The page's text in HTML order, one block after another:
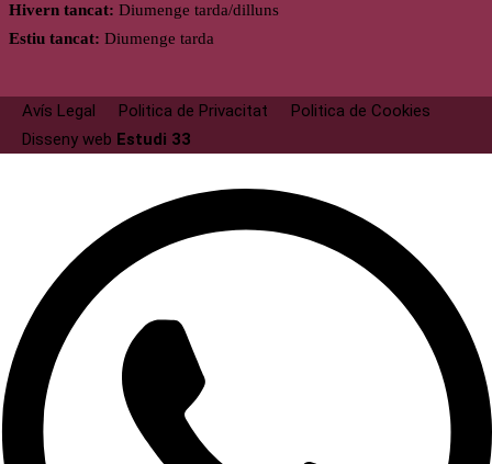
Hivern tancat: Diumenge tarda/dilluns
Estiu tancat: Diumenge tarda
Avís Legal Politica de Privacitat
Politica de Cookies
Disseny web Estudi 33